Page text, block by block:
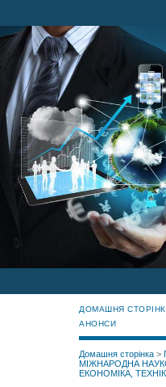
ДОМАШНЯ
АНОНСИ
Домашня сторінка >
МІЖНАРОДНА
ЕКОНОМІКА,